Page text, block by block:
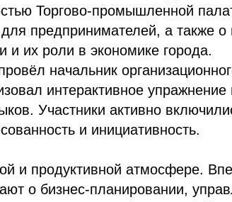
Торгово-промышленной
предпринимателей, а также
и их роли в экономике города.
начальник
интерактивное упражнение
Участники активно
и инициативность.
и продуктивной атмосфере.
о бизнес-планировании,